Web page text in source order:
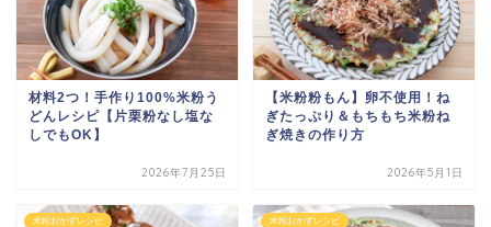
材料2つ！手作り100%米粉う
どんレシピ【片栗粉なし塩な
しでもOK】
2026年7月25日
【米粉粉もん】卵不使用！ね
ぎたっぷり＆もちもち米粉ね
ぎ焼きの作り方
2026年5月1日
米粉おかずレシピ 米粉おかずレシピ